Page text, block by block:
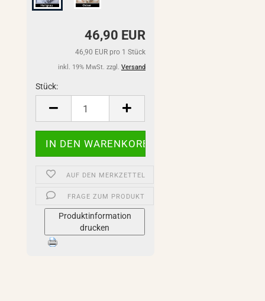
46,90 EUR
46,90 EUR pro 1 Stück
inkl. 19% MwSt. zzgl. Versand
Stück:
Stück
AUF DEN MERKZETTEL
FRAGE ZUM PRODUKT
Produktinformation
drucken